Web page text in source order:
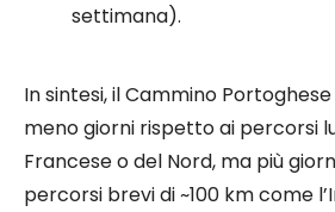
settimana).
In sintesi, il Cammino
meno giorni rispetto ai percorsi
Francese o del Nord, ma più
percorsi brevi di ~100 km come